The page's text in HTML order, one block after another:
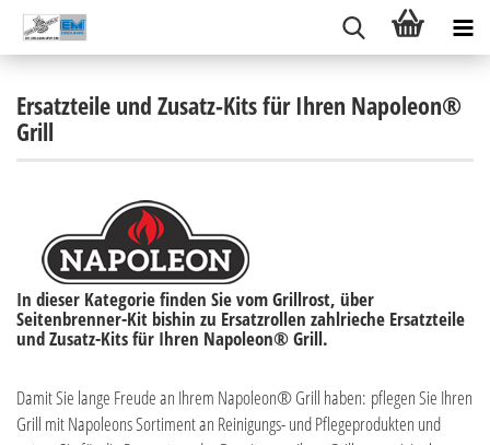
Ersatzteile und Zusatz-Kits für Ihren Napoleon®
Grill
In dieser Kategorie finden Sie vom Grillrost, über
Seitenbrenner-Kit bishin zu Ersatzrollen zahlrieche Ersatzteile
und Zusatz-Kits für Ihren Napoleon® Grill.
Damit Sie lange Freude an Ihrem Napoleon® Grill haben: pflegen Sie Ihren
Grill mit Napoleons Sortiment an Reinigungs- und Pflegeprodukten und